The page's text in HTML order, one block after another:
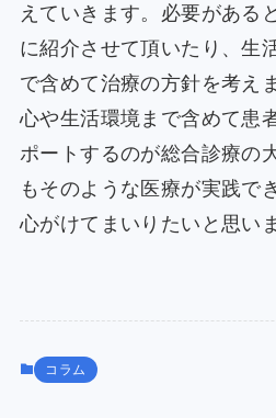
えていきます。必要がある
に紹介させて頂いたり、生
で含めて治療の方針を考え
心や生活環境まで含めて患
ポートするのが総合診療の
もそのような医療が実践で
心がけてまいりたいと思い
コラム